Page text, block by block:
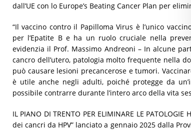
dall’UE con lo Europe’s Beating Cancer Plan per
“Il vaccino contro il Papilloma Virus è l’unico
per l’Epatite B e ha un ruolo cruciale nella
evidenzia il Prof. Massimo Andreoni – In alcune
cancro dell’utero, patologia molto frequente nella
può causare lesioni precancerose e tumori.
è utile anche negli adulti, poiché protegge da
possibile contrarre durante l’intero arco della vita
IL PIANO DI TRENTO PER ELIMINARE LE
dei cancri da HPV” lanciato a gennaio 2025 dalla